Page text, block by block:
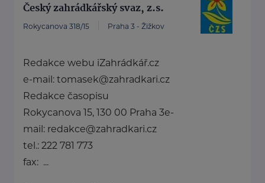
Český zahrádkářský svaz, z.s.
Rokycanova 318/15 Praha 3 - Žižkov
Redakce webu iZahrádkář.cz
e-mail: tomasek@zahradkari.cz
Redakce časopisu
Rokycanova 15, 130 00 Praha 3e-
mail: redakce@zahradkari.cz
tel.: 222 781 773
fax: ...